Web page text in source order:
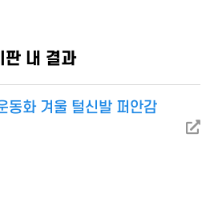
판 내 결과
동화 겨울 털신발 퍼안감